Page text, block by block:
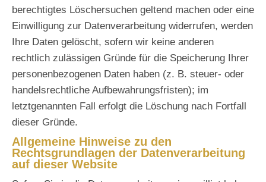
berechtigtes Löschersuchen geltend machen oder eine
Einwilligung zur Datenverarbeitung widerrufen, werden
Ihre Daten gelöscht, sofern wir keine anderen
rechtlich zulässigen Gründe für die Speicherung Ihrer
personenbezogenen Daten haben (z. B. steuer- oder
handelsrechtliche Aufbewahrungsfristen); im
letztgenannten Fall erfolgt die Löschung nach Fortfall
dieser Gründe.
Allgemeine Hinweise zu den
Rechtsgrundlagen der Datenverarbeitung
auf dieser Website